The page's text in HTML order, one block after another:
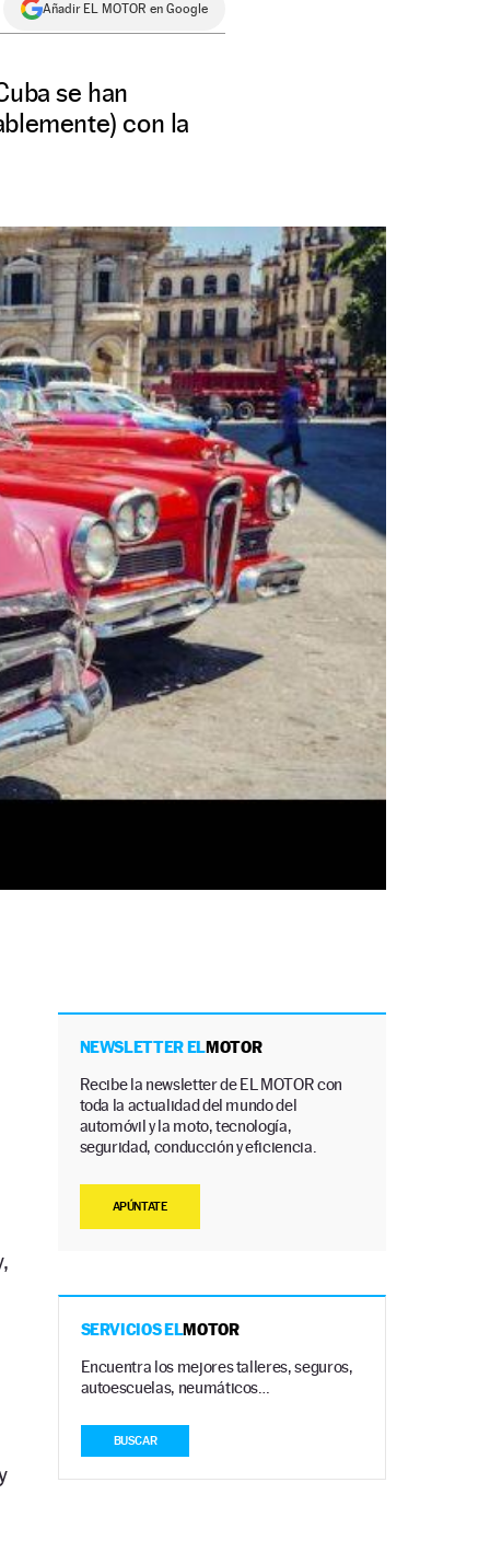
Añadir EL MOTOR en Google
se han
con la
NEWSLETTER ELMOTOR
Recibe la newsletter de EL MOTOR con
toda la actualidad del mundo del
automóvil y la moto, tecnología,
seguridad, conducción y eficiencia.
APÚNTATE
SERVICIOS ELMOTOR
Encuentra los mejores talleres, seguros,
autoescuelas, neumáticos…
BUSCAR